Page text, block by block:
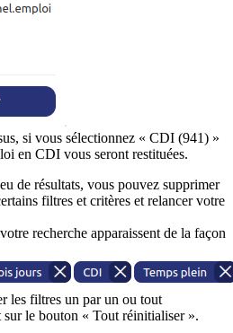
si vous sélectionnez « CDI (941) »
en CDI vous seront restituées.
de résultats, vous pouvez supprimer
filtres et critères et relancer votre
recherche apparaissent de la façon
les filtres un par un ou tout
le bouton « Tout réinitialiser ».